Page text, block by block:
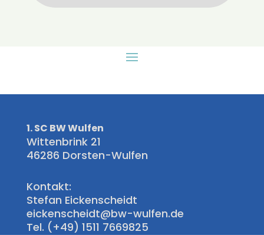
1. SC BW Wulfen
Wittenbrink 21
46286 Dorsten-Wulfen
Kontakt:
Stefan Eickenscheidt
eickenscheidt@bw-wulfen.de
Tel. (+49) 1511 7669825